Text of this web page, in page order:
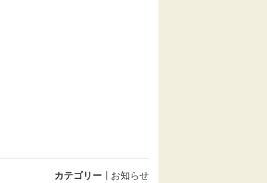
カテゴリー お知らせ